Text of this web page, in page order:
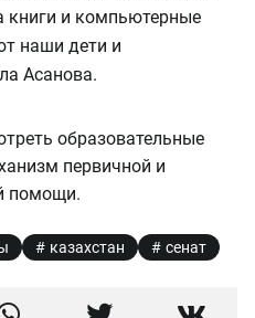
книги и компьютерные
наши дети и
Асанова.
образовательные
первичной и
помощи.
казахстан сенат